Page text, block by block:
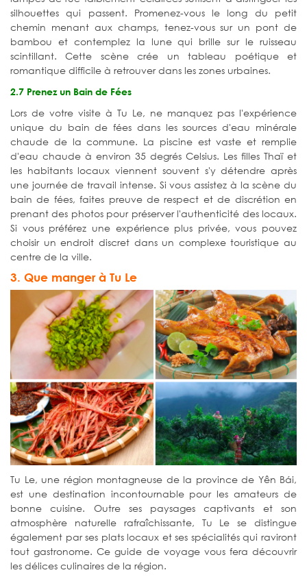
silhouettes qui passent. Promenez-vous le long du petit
chemin menant aux champs, tenez-vous sur un pont de
bambou et contemplez la lune qui brille sur le ruisseau
scintillant. Cette scène crée un tableau poétique et
romantique difficile à retrouver dans les zones urbaines.
2.7 Prenez un Bain de Fées
Lors de votre visite à Tu Le, ne manquez pas l'expérience
unique du bain de fées dans les sources d'eau minérale
chaude de la commune. La piscine est vaste et remplie
d'eau chaude à environ 35 degrés Celsius. Les filles Thaï et
les habitants locaux viennent souvent s'y détendre après
une journée de travail intense. Si vous assistez à la scène du
bain de fées, faites preuve de respect et de discrétion en
prenant des photos pour préserver l'authenticité des locaux.
Si vous préférez une expérience plus privée, vous pouvez
choisir un endroit discret dans un complexe touristique au
centre de la ville.
3. Que manger à Tu Le
Tu Le, une région montagneuse de la province de Yên Bái,
est une destination incontournable pour les amateurs de
bonne cuisine. Outre ses paysages captivants et son
atmosphère naturelle rafraîchissante, Tu Le se distingue
également par ses plats locaux et ses spécialités qui raviront
tout gastronome. Ce guide de voyage vous fera découvrir
les délices culinaires de la région.